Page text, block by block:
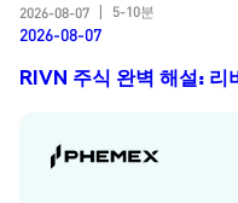
2026-08-07
5-10분
2026-08-07
RIVN 주식 완벽 해설: 리